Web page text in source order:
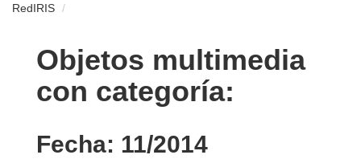
RedIRIS
Objetos multimedia
con categoría:
Fecha: 11/2014